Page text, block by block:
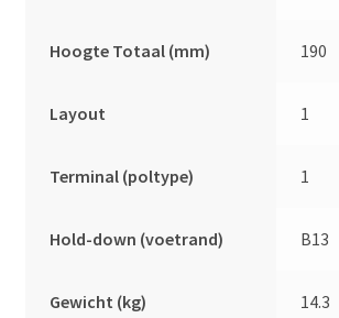
Hoogte Totaal (mm) 190
Layout 1
Terminal (poltype) 1
Hold-down (voetrand) B13
Gewicht (kg) 14.3